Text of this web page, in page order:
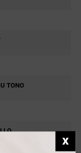
TONO